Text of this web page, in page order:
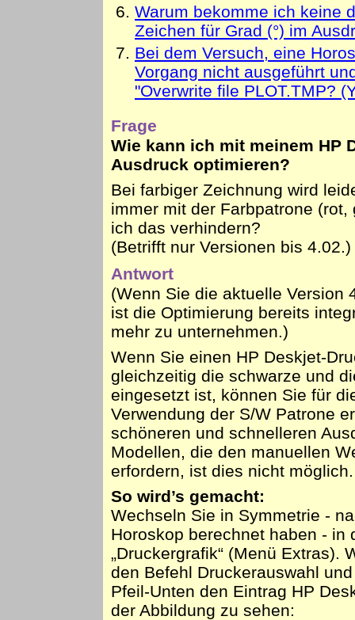
Warum bekomme ich keine
Zeichen für Grad (°) im
Bei dem Versuch, eine
Vorgang nicht ausgeführt
"Overwrite file PLOT.TMP?
Frage
Wie kann ich mit meinem HP
Ausdruck optimieren?
Bei farbiger Zeichnung wird
immer mit der Farbpatrone
ich das verhindern?
(Betrifft nur Versionen bis 4.02.)
Antwort
(Wenn Sie die aktuelle Version
ist die Optimierung bereits
mehr zu unternehmen.)
Wenn Sie einen HP Deskjet-
gleichzeitig die schwarze und
eingesetzt ist, können Sie für
Verwendung der S/W Patrone
schöneren und schnelleren
Modellen, die den manuellen
erfordern, ist dies nicht möglich.
So wird’s gemacht:
Wechseln Sie in Symmetrie -
Horoskop berechnet haben - in
„Druckergrafik“ (Menü Extras).
den Befehl Druckerauswahl
Pfeil-Unten den Eintrag HP
der Abbildung zu sehen: